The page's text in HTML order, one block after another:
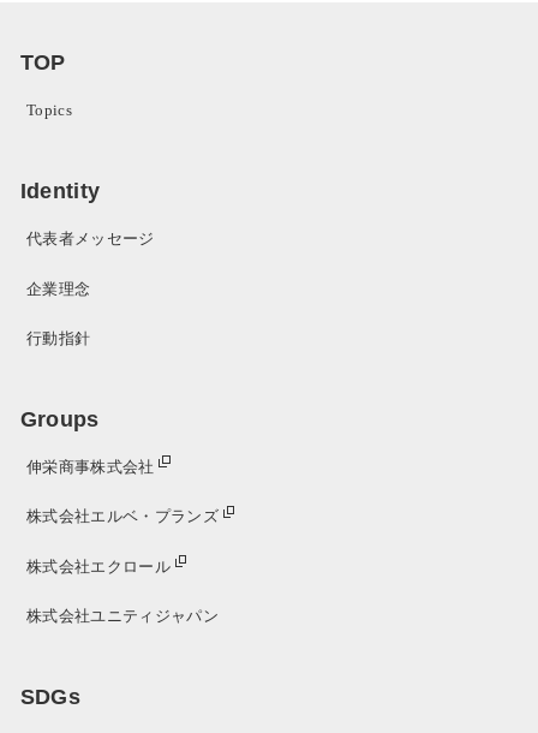
TOP
Topics
Identity
代表者メッセージ
企業理念
行動指針
Groups
伸栄商事株式会社
株式会社エルベ・プランズ
株式会社エクロール
株式会社ユニティジャパン
SDGs